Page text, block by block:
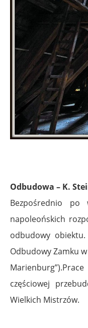
Odbudowa – K.
Bezpośrednio
napoleońskich
odbudowy
Odbudowy Zamku
częściowej
Wielkich Mistrzów.